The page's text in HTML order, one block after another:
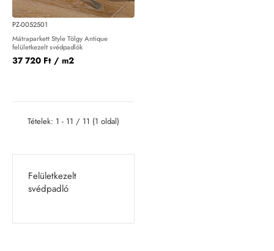
Felületkezelt
svédpadló
PZ-0052501
Mátraparkett Style Tölgy Antique
felületkezelt svédpadlók
37 720 Ft / m2
Tételek: 1 - 11 / 11 (1 oldal)